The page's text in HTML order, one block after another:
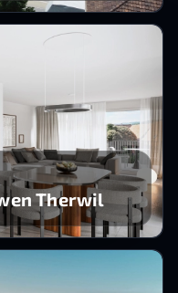
Therwil